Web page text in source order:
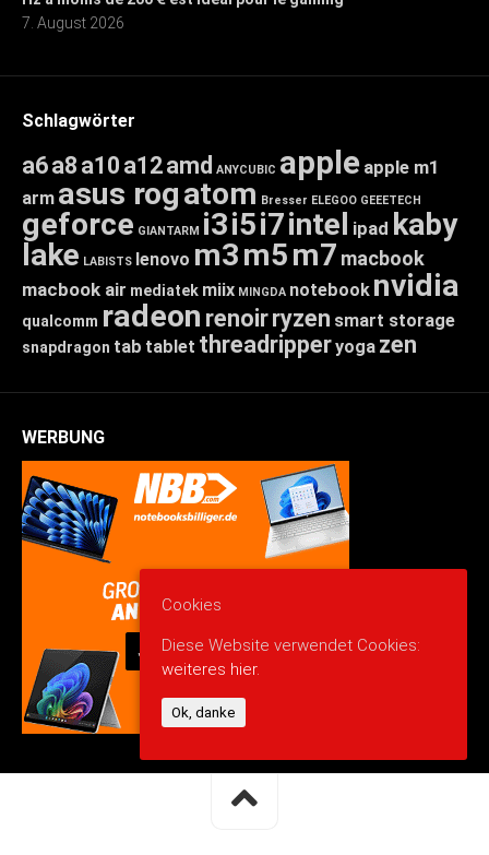
7. August 2026
Schlagwörter
a6a8 a10 a12amd ANYCUBIC apple apple m1
arm asus rogatom Bresser ELEGOO GEEETECH
geforce GIANTARM i3i5i7intel ipad kaby
lake LABISTS lenovo m3m5m7 macbook
macbook air mediatek miix MINGDA notebook nvidia
qualcomm radeon renoirryzen smart storage
snapdragon tab tablet threadripperyoga zen
WERBUNG
Cookies
Diese Website verwendet Cookies:
weiteres hier.
Ok, danke